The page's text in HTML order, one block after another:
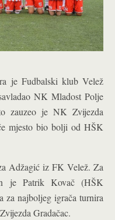
je Fudbalski klub Velež
NK Mladost Polje
zauzeo je NK Zvijezda
mjesto bio bolji od HŠK
Adžagić iz FK Velež. Za
je Patrik Kovač (HŠK
za najboljeg igrača turnira
Gradačac.